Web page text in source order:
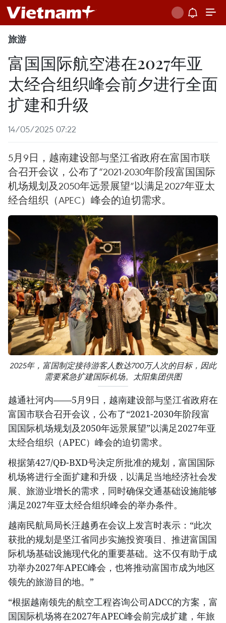
旅游
富国国际航空港在2027年亚
太经合组织峰会前夕进行全面
扩建和升级
14/05/2025 07:22
5月9日，越南建设部与坚江省政府在富国市联
合召开会议，公布了“2021-2030年阶段富国国际
机场规划及2050年远景展望”以满足2027年亚太
经合组织（APEC）峰会的迫切需求。
2025年，富国制定接待游客人数达700万人次的目标，因此
需要紧急扩建国际机场。太阳集团供图
越通社河内——5月9日，越南建设部与坚江省政府在
富国市联合召开会议，公布了“2021-2030年阶段富
国国际机场规划及2050年远景展望”以满足2027年亚
太经合组织（APEC）峰会的迫切需求。
根据第427/QĐ-BXD号决定所批准的规划，富国国际
机场将进行全面扩建和升级，以满足当地经济社会发
展、旅游业增长的需求，同时确保交通基础设施能够
满足2027年亚太经合组织峰会的举办条件。
越南民航局局长汪越勇在会议上发言时表示：“此次
获批的规划是坚江省同步实施投资项目、推进富国国
际机场基础设施现代化的重要基础。这不仅有助于成
功举办2027年APEC峰会，也将推动富国市成为地区
领先的旅游目的地。”
“根据越南领先的航空工程咨询公司ADCC的方案，富
国国际机场将在2027年APEC峰会前完成扩建，年旅